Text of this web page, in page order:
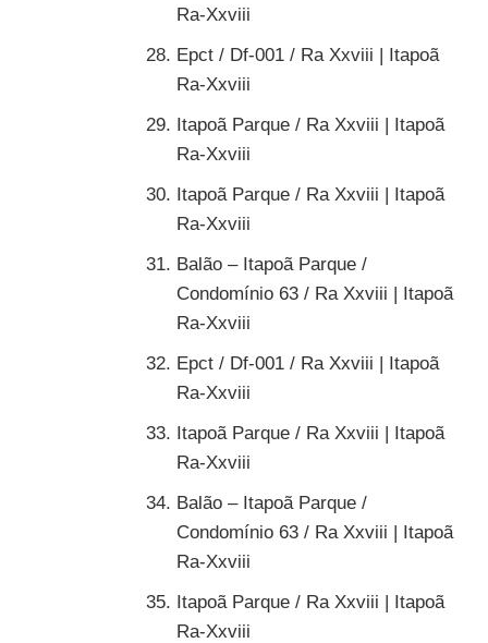
Ra-Xxviii
Epct / Df-001 / Ra Xxviii | Itapoã
Ra-Xxviii
Itapoã Parque / Ra Xxviii | Itapoã
Ra-Xxviii
Itapoã Parque / Ra Xxviii | Itapoã
Ra-Xxviii
Balão – Itapoã Parque /
Condomínio 63 / Ra Xxviii | Itapoã
Ra-Xxviii
Epct / Df-001 / Ra Xxviii | Itapoã
Ra-Xxviii
Itapoã Parque / Ra Xxviii | Itapoã
Ra-Xxviii
Balão – Itapoã Parque /
Condomínio 63 / Ra Xxviii | Itapoã
Ra-Xxviii
Itapoã Parque / Ra Xxviii | Itapoã
Ra-Xxviii